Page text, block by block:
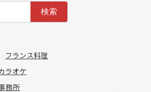
検索
フランス料理
ラオケ
務所